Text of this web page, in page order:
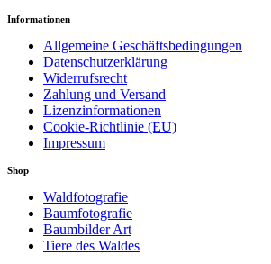
Informationen
Allgemeine Geschäftsbedingungen
Datenschutzerklärung
Widerrufsrecht
Zahlung und Versand
Lizenzinformationen
Cookie-Richtlinie (EU)
Impressum
Shop
Waldfotografie
Baumfotografie
Baumbilder Art
Tiere des Waldes